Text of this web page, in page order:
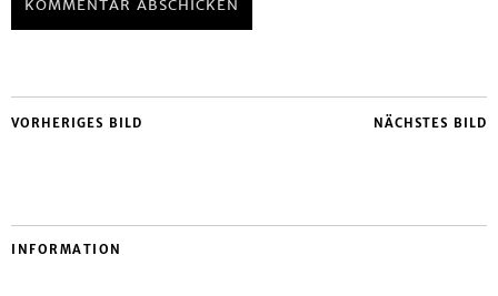
NÄCHSTES BILD
VORHERIGES BILD
INFORMATION